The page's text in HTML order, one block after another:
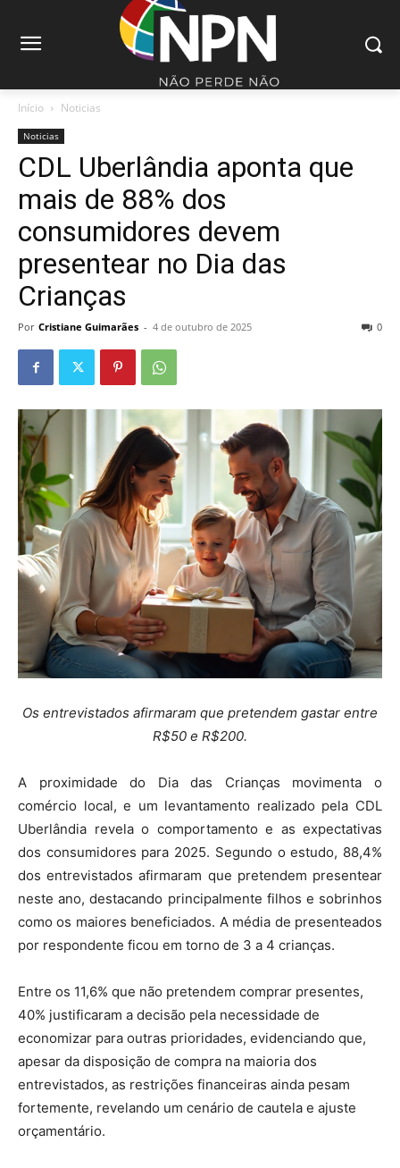
Início Noticias
Noticias
CDL Uberlândia aponta que
mais de 88% dos
consumidores devem
presentear no Dia das
Crianças
Por Cristiane Guimarães - 4 de outubro de 2025 0
Os entrevistados afirmaram que pretendem gastar entre
R$50 e R$200.
A proximidade do Dia das Crianças movimenta o
comércio local, e um levantamento realizado pela CDL
Uberlândia revela o comportamento e as expectativas
dos consumidores para 2025. Segundo o estudo, 88,4%
dos entrevistados afirmaram que pretendem presentear
neste ano, destacando principalmente filhos e sobrinhos
como os maiores beneficiados. A média de presenteados
por respondente ficou em torno de 3 a 4 crianças.
Entre os 11,6% que não pretendem comprar presentes,
40% justificaram a decisão pela necessidade de
economizar para outras prioridades, evidenciando que,
apesar da disposição de compra na maioria dos
entrevistados, as restrições financeiras ainda pesam
fortemente, revelando um cenário de cautela e ajuste
orçamentário.